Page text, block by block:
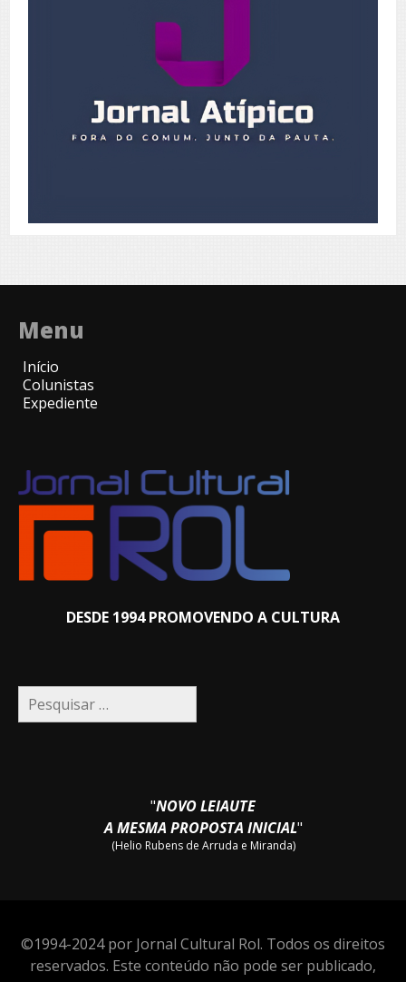
Menu
Início
Colunistas
Expediente
DESDE 1994 PROMOVENDO A CULTURA
Pesquisar
por:
"NOVO LEIAUTE
A MESMA PROPOSTA INICIAL"
(Helio Rubens de Arruda e Miranda)
©1994-2024 por Jornal Cultural Rol. Todos os direitos
reservados. Este conteúdo não pode ser publicado,